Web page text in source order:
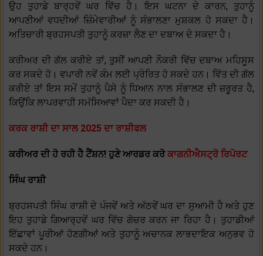
ਉਹ ਤੁਹਾਡੇ ਬਾਰ੍ਹਵੇਂ ਘਰ ਵਿੱਚ ਹੈ। ਇਸ ਘਟਨਾ ਦੇ ਕਾਰਨ, ਤੁਹਾਨੂੰ
ਆਪਣੀਆਂ ਵਧਦੀਆਂ ਜ਼ਿੰਮੇਵਾਰੀਆਂ ਨੂੰ ਸੰਭਾਲਣਾ ਮੁਸ਼ਕਲ ਹੋ ਸਕਦਾ ਹੈ।
ਅਤਿਚਾਰੀ ਬ੍ਰਹਸਪਤੀ ਤੁਹਾਨੂੰ ਕਰਜ਼ਾ ਲੈਣ ਦਾ ਦਬਾਅ ਦੇ ਸਕਦਾ ਹੈ।
ਕਰੀਅਰ ਦੀ ਗੱਲ ਕਰੀਏ ਤਾਂ, ਤੁਸੀਂ ਆਪਣੀ ਨੌਕਰੀ ਵਿੱਚ ਦਬਾਅ ਮਹਿਸੂਸ
ਕਰ ਸਕਦੇ ਹੋ। ਵਪਾਰੀ ਨਵੇਂ ਕੰਮ ਲਈ ਪ੍ਰੇਰਿਤ ਹੋ ਸਕਦੇ ਹਨ। ਵਿੱਤ ਦੀ ਗੱਲ
ਕਰੀਏ ਤਾਂ ਇਸ ਸਮੇਂ ਤੁਹਾਨੂੰ ਪੈਸੇ ਨੂੰ ਧਿਆਨ ਨਾਲ ਸੰਭਾਲਣ ਦੀ ਜ਼ਰੂਰਤ ਹੈ,
ਕਿਉਂਕਿ ਲਾਪਰਵਾਹੀ ਸਮੱਸਿਆਵਾਂ ਪੈਦਾ ਕਰ ਸਕਦੀ ਹੈ।
ਕਰਕ ਰਾਸ਼ੀ ਦਾ ਸਾਲ 2025 ਦਾ ਰਾਸ਼ੀਫਲ
ਕਰੀਅਰ ਦੀ ਹੋ ਰਹੀ ਹੈ ਟੈਂਸ਼ਨ! ਹੁਣੇ ਆਰਡਰ ਕਰੋਕਾਗਨੀਐਸਟ੍ਰੋ ਰਿਪੋਰਟ
ਸਿੰਘ ਰਾਸ਼ੀ
ਬ੍ਰਹਸਪਤੀ ਸਿੰਘ ਰਾਸ਼ੀ ਦੇ ਪੰਜਵੇਂ ਅਤੇ ਅੱਠਵੇਂ ਘਰ ਦਾ ਸੁਆਮੀ ਹੈ ਅਤੇ ਹੁਣ
ਇਹ ਤੁਹਾਡੇ ਗਿਆਰ੍ਹਵੇਂ ਘਰ ਵਿੱਚ ਗੋਚਰ ਕਰਨ ਜਾ ਰਿਹਾ ਹੈ। ਤੁਹਾਡੀਆਂ
ਇੱਛਾਵਾਂ ਪੂਰੀਆਂ ਹੋਣਗੀਆਂ ਅਤੇ ਤੁਹਾਨੂੰ ਅਚਾਨਕ ਲਾਭਦਾਇਕ ਅਨੁਭਵ ਹੋ
ਸਕਦੇ ਹਨ।